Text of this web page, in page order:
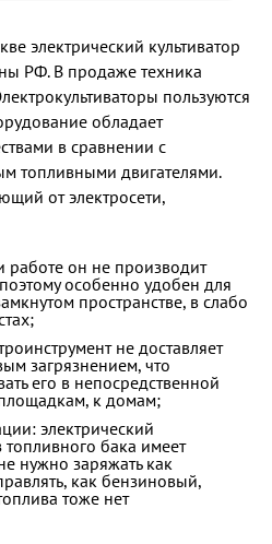
электрический культиватор
РФ. В продаже техника
пользуются
обладает
в сравнении с
топливными двигателями.
от электросети,
работе он не производит
особенно удобен для
пространстве, в слабо
не доставляет
загрязнением, что
его в непосредственной
к домам;
электрический
топливного бака имеет
нужно заряжать как
как бензиновый,
тоже нет